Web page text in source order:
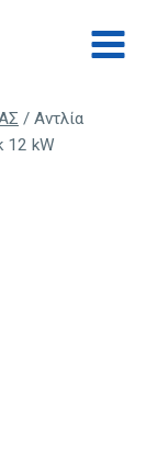
/ Αντλία
12 kW